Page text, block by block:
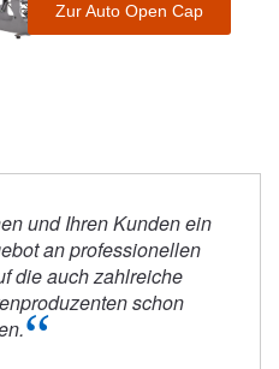
Zur Auto Open Cap
und Ihren Kunden ein
an professionellen
die auch zahlreiche
schon
“